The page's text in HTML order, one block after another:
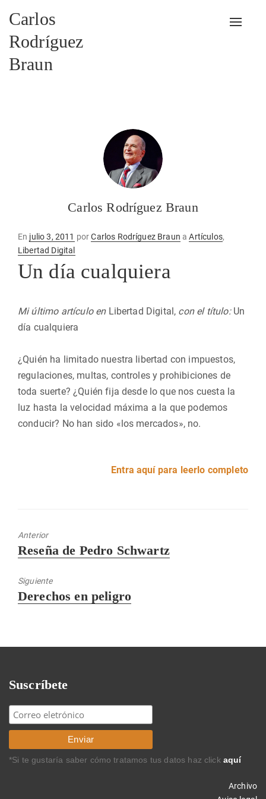
Carlos
Rodríguez
Braun
Carlos Rodríguez Braun
En Publicado
en
julio 3, 2011 porCarlos Rodríguez Braun aArtículos,
Libertad Digital
Un día cualquiera
Mi último artículo enLibertad Digital, con el título:Un
día cualquiera
¿Quién ha limitado nuestra libertad con impuestos,
regulaciones, multas, controles y prohibiciones de
toda suerte? ¿Quién fija desde lo que nos cuesta la
luz hasta la velocidad máxima a la que podemos
conducir? No han sido «los mercados», no.
Entra aquí para leerlo completo
Anterior
Entrada
Reseña de Pedro Schwartz
Siguiente
Entrada
Derechos en peligro
Suscríbete
*Si te gustaría saber cómo tratamos tus datos haz click aquí
Archivo